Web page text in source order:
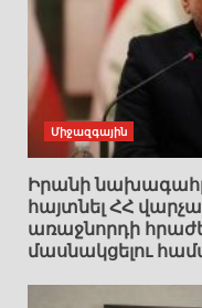
Միջազգային
Իրանի նախագահը
հայտնել ՀՀ
առաջնորդի
մասնակցելու